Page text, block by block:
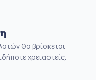
θα βρίσκεται
χρειαστείς.